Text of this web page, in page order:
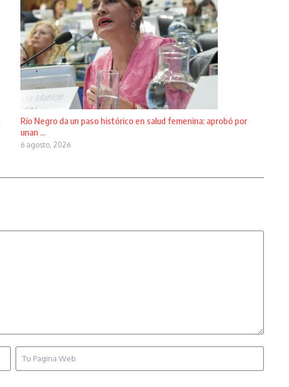
Río Negro da un paso histórico en salud femenina: aprobó por
unan ...
6 agosto, 2026